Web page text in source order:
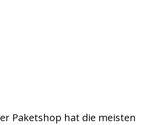
Paketshop hat die meisten